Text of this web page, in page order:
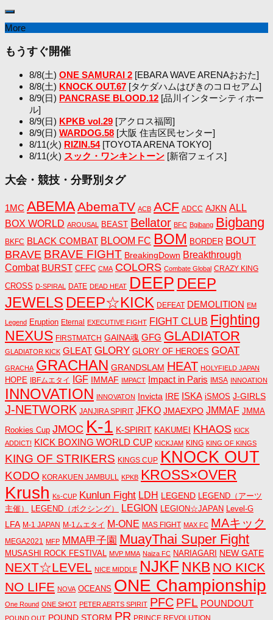
More
もうすぐ開催
8/8(土) ONE SAMURAI 2 [EBARA WAVE ARENAおおた]
8/8(土) KNOCK OUT.67 [タケダハムはびきのコロセアム]
8/9(日) PANCRASE BLOOD.12 [品川インターシティホー
ル]
8/9(日) KPKB vol.29 [アクロス福岡]
8/9(日) WARDOG.58 [大阪 住吉区民センター]
8/11(火) RIZIN.54[TOYOTA ARENA TOKYO]
8/11(火) スック・ワンキントーン [新宿フェイス]
大会・競技・分野別タグ
1MC ABEMAAbemaTV ACB ACF ADCC AJKN ALL
BOX WORLD AROUSAL BEAST Bellator BFC Bgibang Bigbang
BKFC BLACK COMBAT BLOOM FC BOM BORDER BOUT
BRAVE BRAVE FIGHT BreakingDown Breakthrough
Combat BURST CFFC CMA COLORS Combate Global CRAZY KING
CROSS D-SPIRAL DATE DEAD HEAT DEEP DEEP
JEWELS DEEP☆KICK DEFEAT DEMOLITION EM
Legend Eruption Eternal EXECUTIVE FIGHT FIGHT CLUB Fighting
NEXUS FIRSTMATCH GAINA魂 GFG GLADIATOR
GLADIATOR KICK GLEAT GLORY GLORY OF HEROES GOAT
GRACHA GRACHAN GRANDSLAM HEAT HOLYFIELD JAPAN
HOPE IBFムエタイ IGF IMMAF IMPACT Impact in Paris IMSA INNOATION
INNOVATION INNOVATON Invicta IRE ISKA iSMOS J-GIRLS
J-NETWORK JANJIRA SPIRIT JFKO JMAEXPO JMMAF JMMA
Rookies Cup JMOC K-1 K-SPIRIT KAKUMEI KHAOS KICK
ADDICT! KICK BOXING WORLD CUP KICKJAM KING KING OF KINGS
KING OF STRIKERS KINGS CUP KNOCK OUT
KODO KORAKUEN JAMBULL KPKB KROSS×OVER
Krush Ks-CUP Kunlun Fight LDH LEGEND
LEGEND（アーツ
主催）
LEGEND（ボクシング） LEGION LEGION☆JAPAN Level-G
LFA M-1 JAPAN M-1ムエタイ M-ONE MAS FIGHT MAX FC MAキック
MEGA2021 MFP MMA甲子園 MuayThai Super Fight
MUSASHI ROCK FESTIVAL MVP MMA Naiza FC NARIAGARI NEW GATE
NEXT☆LEVEL NICE MIDDLE NJKF NKB NO KICK
NO LIFE NOVA OCEANS ONE Championship
One Round ONE SHOT PETER AERTS SPIRIT PFC PFL POUNDOUT
POUND OUT POUND STORM PR PRINCE REVOLUTION